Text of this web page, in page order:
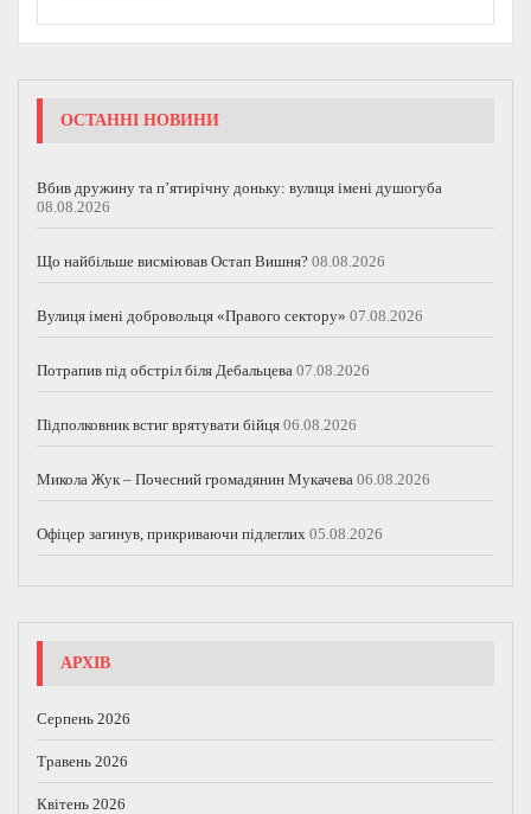
ОСТАННІ НОВИНИ
Вбив дружину та п’ятирічну доньку: вулиця імені душогуба
08.08.2026
Що найбільше висміював Остап Вишня? 08.08.2026
Вулиця імені добровольця «Правого сектору» 07.08.2026
Потрапив під обстріл біля Дебальцева 07.08.2026
Підполковник встиг врятувати бійця 06.08.2026
Микола Жук – Почесний громадянин Мукачева 06.08.2026
Офіцер загинув, прикриваючи підлеглих 05.08.2026
АРХІВ
Серпень 2026
Травень 2026
Квітень 2026